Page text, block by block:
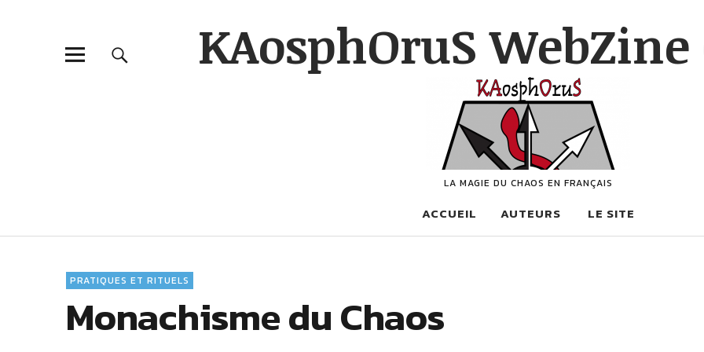
KAosphOruS
LA MAGIE DU CHAOS EN FRANÇAIS
ACCUEIL AUTEURS LE SITE
PRATIQUES ET RITUELS
Monachisme du Chaos